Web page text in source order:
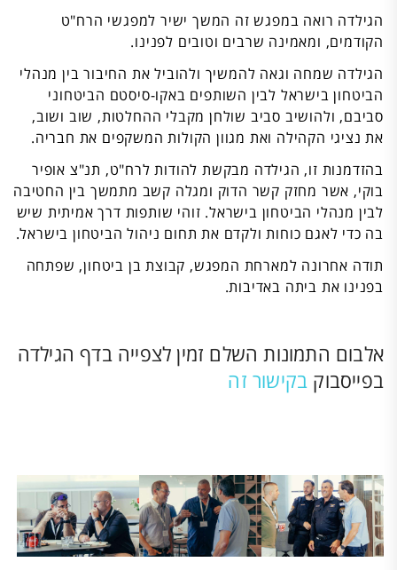
הגילדה רואה במפגש זה המשך ישיר למפגשי הרח"ט
הקודמים, ומאמינה שרבים וטובים לפנינו.
הגילדה שמחה וגאה להמשיך ולהוביל את החיבור בין מנהלי
הביטחון בישראל לבין השותפים באקו-סיסטם הביטחוני
סביבם, ולהושיב סביב שולחן מקבלי ההחלטות, שוב ושוב,
את נציגי הקהילה ואת מגוון הקולות המשקפים את חבריה.
בהזדמנות זו, הגילדה מבקשת להודות לרח"ט, תנ"צ אופיר
בוקי, אשר מחזק קשר הדוק ומגלה קשב מתמשך בין החטיבה
לבין מנהלי הביטחון בישראל. זוהי שותפות דרך אמיתית שיש
בה כדי לאגם כוחות ולקדם את תחום ניהול הביטחון בישראל.
תודה אחרונה למארחת המפגש, קבוצת בן ביטחון, שפתחה
בפנינו את ביתה באדיבות.
אלבום התמונות השלם זמין לצפייה בדף הגילדה
בפייסבוק בקישור זה